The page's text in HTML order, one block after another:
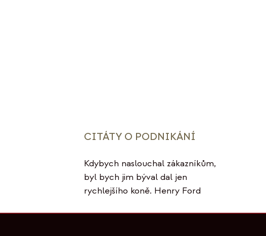
CITÁTY O PODNIKÁNÍ
Kdybych naslouchal zákazníkům,
byl bych jim býval dal jen
rychlejšího koně. Henry Ford